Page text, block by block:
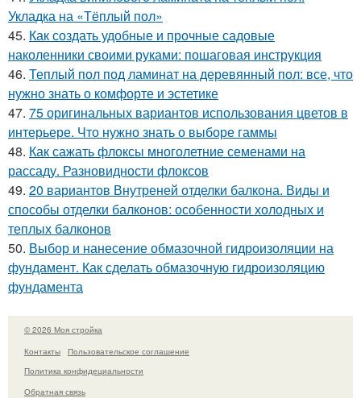
Укладка на «Тёплый пол»
45. Как создать удобные и прочные садовые
наколенники своими руками: пошаговая инструкция
46. Теплый пол под ламинат на деревянный пол: все, что
нужно знать о комфорте и эстетике
47. 75 оригинальных вариантов использования цветов в
интерьере. Что нужно знать о выборе гаммы
48. Как сажать флоксы многолетние семенами на
рассаду. Разновидности флоксов
49. 20 вариантов Внутреней отделки балкона. Виды и
способы отделки балконов: особенности холодных и
теплых балконов
50. Выбор и нанесение обмазочной гидроизоляции на
фундамент. Как сделать обмазочную гидроизоляцию
фундамента
© 2026 Моя стройка
Контакты
Пользовательское соглашение
Политика конфидециальности
Обратная связь